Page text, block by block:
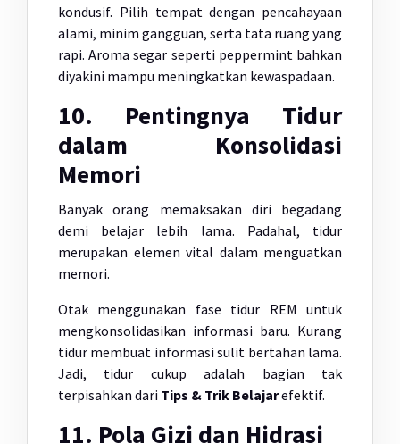
kondusif. Pilih tempat dengan pencahayaan
alami, minim gangguan, serta tata ruang yang
rapi. Aroma segar seperti peppermint bahkan
diyakini mampu meningkatkan kewaspadaan.
10. Pentingnya Tidur
dalam Konsolidasi
Memori
Banyak orang memaksakan diri begadang
demi belajar lebih lama. Padahal, tidur
merupakan elemen vital dalam menguatkan
memori.
Otak menggunakan fase tidur REM untuk
mengkonsolidasikan informasi baru. Kurang
tidur membuat informasi sulit bertahan lama.
Jadi, tidur cukup adalah bagian tak
terpisahkan dari Tips & Trik Belajarefektif.
11. Pola Gizi dan Hidrasi